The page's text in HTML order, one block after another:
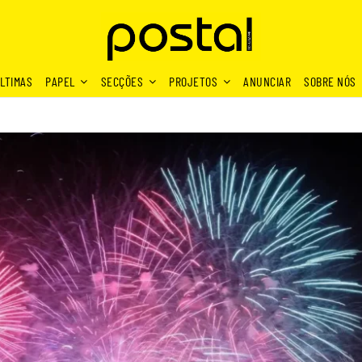
PAPEL SECÇÕES PROJETOS ANUNCIAR SOBRE NÓS